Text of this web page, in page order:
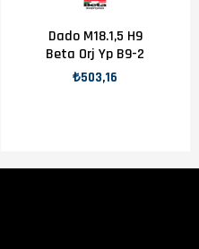
Dado M18.1,5 H9
Beta Orj Yp B9-2
₺503,16